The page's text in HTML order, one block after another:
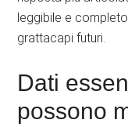
leggibile e
grattacapi futuri.
Dati
possono